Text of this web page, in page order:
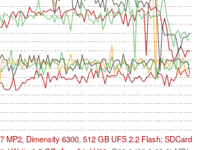
MP2, Dimensity 6300, 512 GB UFS 2.2 Flash; SDCard